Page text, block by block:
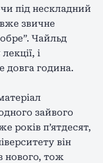
під нескладний
звичне
Чайльд
і
довга година.
зайвого
років п’ятдесят,
він
нового, тож